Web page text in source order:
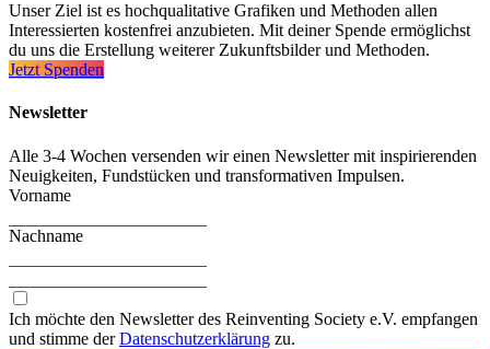
Unser Ziel ist es hochqualitative Grafiken und Methoden allen
Interessierten kostenfrei anzubieten. Mit deiner Spende ermöglichst
du uns die Erstellung weiterer Zukunftsbilder und Methoden.
Jetzt Spenden
Newsletter
Alle 3-4 Wochen versenden wir einen Newsletter mit inspirierenden
Neuigkeiten, Fundstücken und transformativen Impulsen.
Vorname
Nachname
Ich möchte den Newsletter des Reinventing Society e.V. empfangen
und stimme derDaten­schutz­erklärung zu.